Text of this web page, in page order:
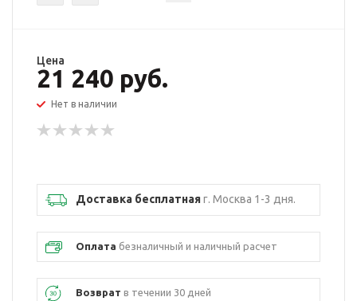
Цена
21 240 руб.
Нет в наличии
Доставка бесплатнаяг. Москва 1-3 дня.
Оплата безналичный и наличный расчет
Возврат в течении 30 дней